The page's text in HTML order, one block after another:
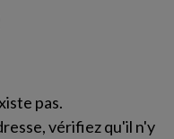
pas.
vérifiez qu'il n'y